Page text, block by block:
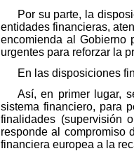
Por su parte, la
entidades financieras,
encomienda al Gobierno
urgentes para reforzar la
En las disposiciones
Así, en primer lugar,
sistema financiero, para
finalidades (supervisión
responde al compromiso
financiera europea a la